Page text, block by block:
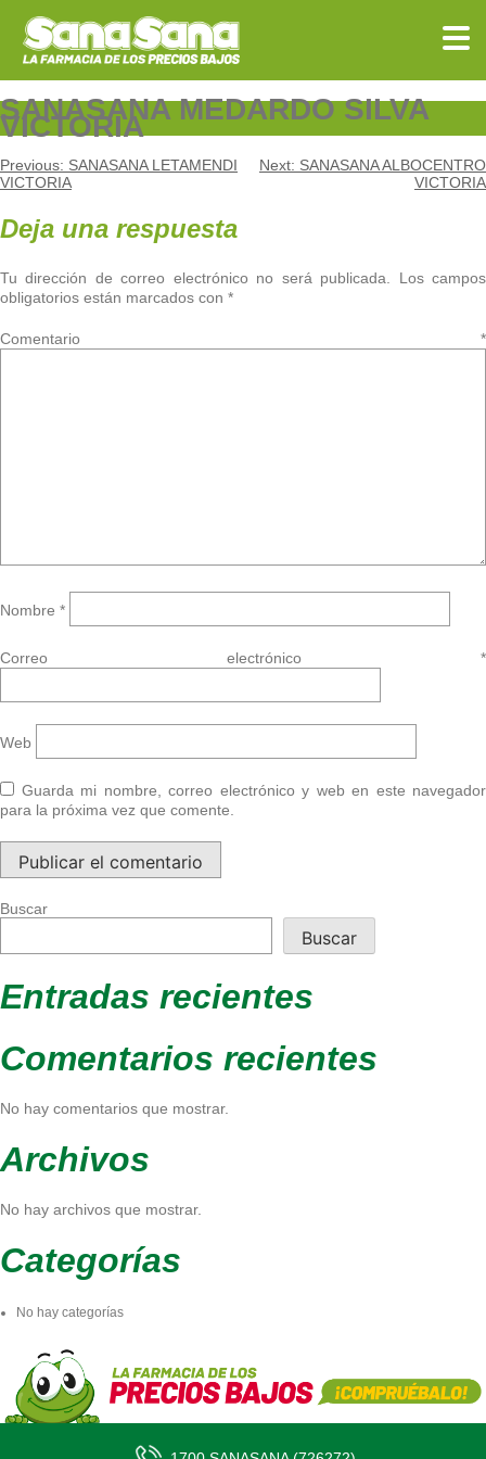
content
SANASANA MEDARDO SILVA
VICTORIA
Navegación
de
entradas
Previous: SANASANA LETAMENDI
VICTORIA
Next: SANASANA ALBOCENTRO
VICTORIA
Deja una respuesta
Tu dirección de correo electrónico no será publicada.
Los campos
obligatorios están marcados con *
Comentario *
Nombre *
Correo electrónico *
Web
Guarda mi nombre, correo electrónico y web en este navegador
para la próxima vez que comente.
Buscar
Buscar
Entradas recientes
Comentarios recientes
No hay comentarios que mostrar.
Archivos
No hay archivos que mostrar.
Categorías
No hay categorías